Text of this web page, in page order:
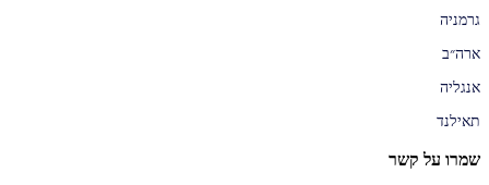
גרמניה
ארה״ב
אנגליה
תאילנד
שמרו על קשר